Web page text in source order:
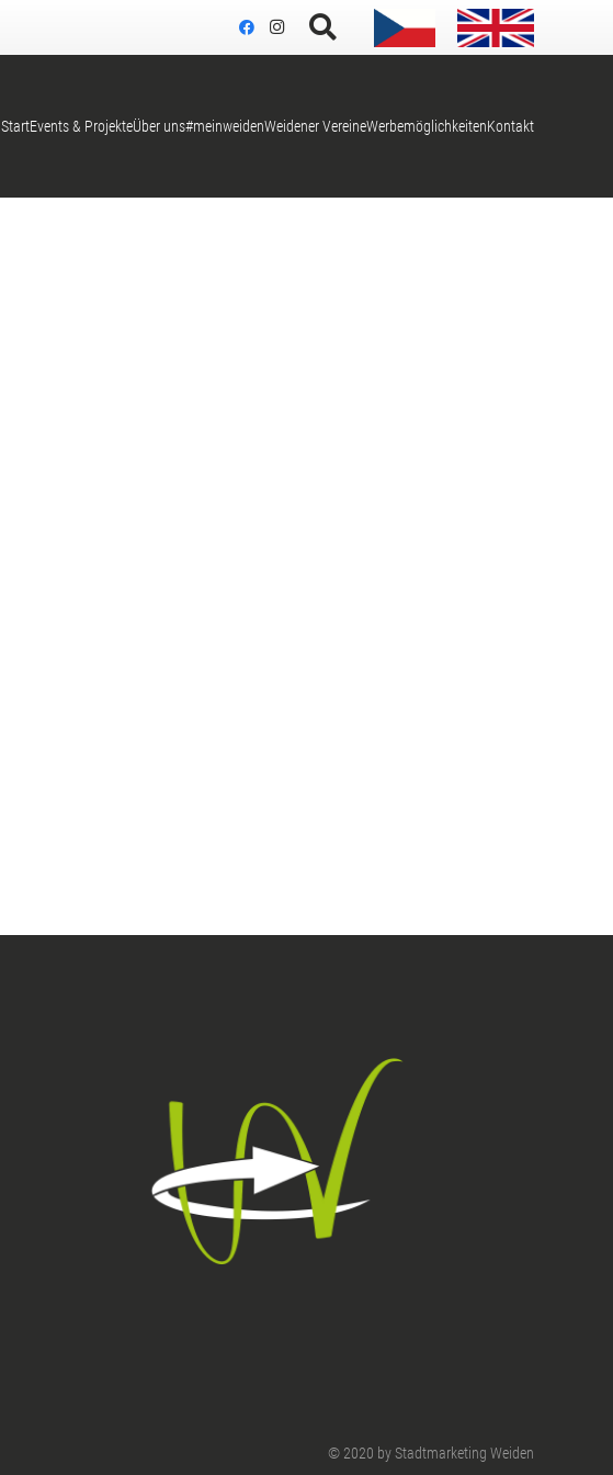
StartEvents & ProjekteÜber uns#meinweidenWeidener VereineWerbemöglichkeitenKontakt
© 2020 by Stadtmarketing Weiden